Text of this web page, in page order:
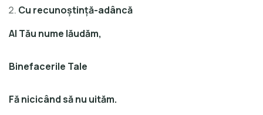
Cu recunoştinţă-adâncă
Al Tău nume lăudăm,
Binefacerile Tale
Fă nicicând să nu uităm.